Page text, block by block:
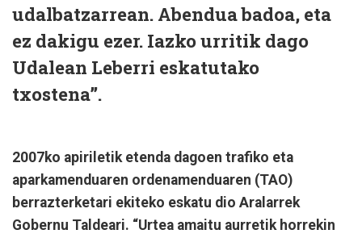
udalbatzarrean. Abendua badoa, eta
ez dakigu ezer. Iazko urritik dago
Udalean Leberri eskatutako
txostena”.
2007ko apiriletik etenda dagoen trafiko eta
aparkamenduaren ordenamenduaren (TAO)
berrazterketari ekiteko eskatu dio Aralarrek
Gobernu Taldeari. “Urtea amaitu aurretik horrekin